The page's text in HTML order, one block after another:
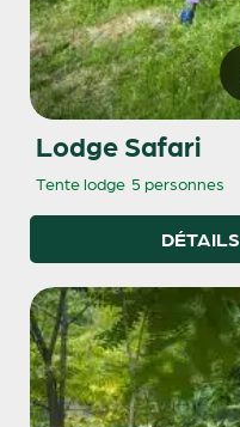
Lodge Safari
Tente lodge 5 personnes